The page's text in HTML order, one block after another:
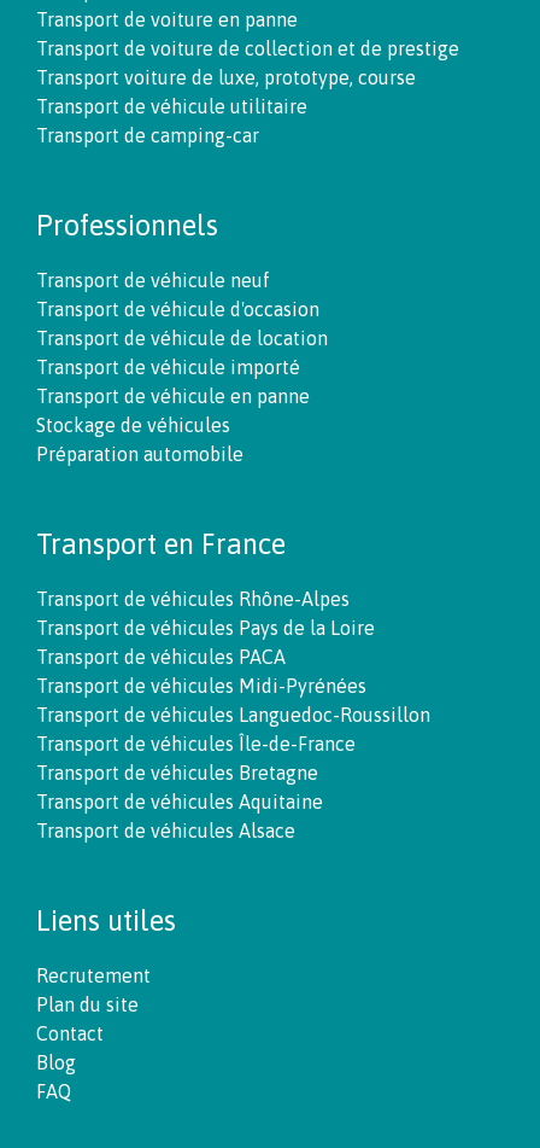
Transport de voiture en panne
Transport de voiture de collection et de prestige
Transport voiture de luxe, prototype, course
Transport de véhicule utilitaire
Transport de camping-car
Professionnels
Transport de véhicule neuf
Transport de véhicule d'occasion
Transport de véhicule de location
Transport de véhicule importé
Transport de véhicule en panne
Stockage de véhicules
Préparation automobile
Transport en France
Transport de véhicules Rhône-Alpes
Transport de véhicules Pays de la Loire
Transport de véhicules PACA
Transport de véhicules Midi-Pyrénées
Transport de véhicules Languedoc-Roussillon
Transport de véhicules Île-de-France
Transport de véhicules Bretagne
Transport de véhicules Aquitaine
Transport de véhicules Alsace
Liens utiles
Recrutement
Plan du site
Contact
Blog
FAQ